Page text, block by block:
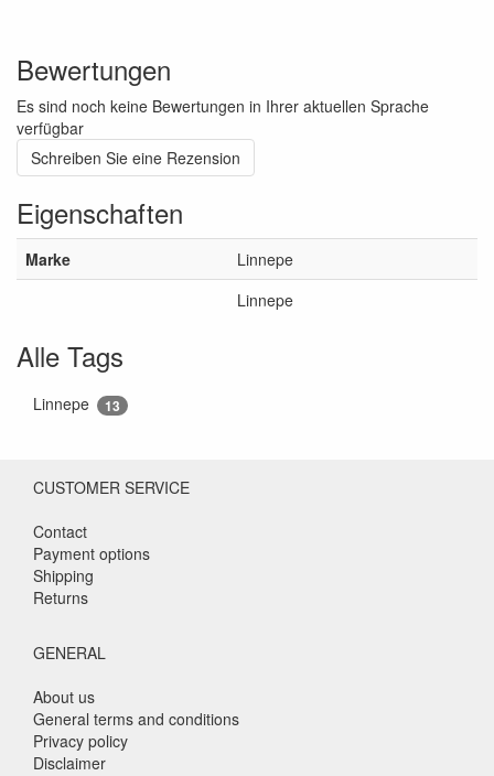
Bewertungen
Es sind noch keine Bewertungen in Ihrer aktuellen Sprache
verfügbar
Schreiben Sie eine Rezension
Eigenschaften
Marke
Linnepe
Linnepe
Alle Tags
Linnepe 13
CUSTOMER SERVICE
Contact
Payment options
Shipping
Returns
GENERAL
About us
General terms and conditions
Privacy policy
Disclaimer